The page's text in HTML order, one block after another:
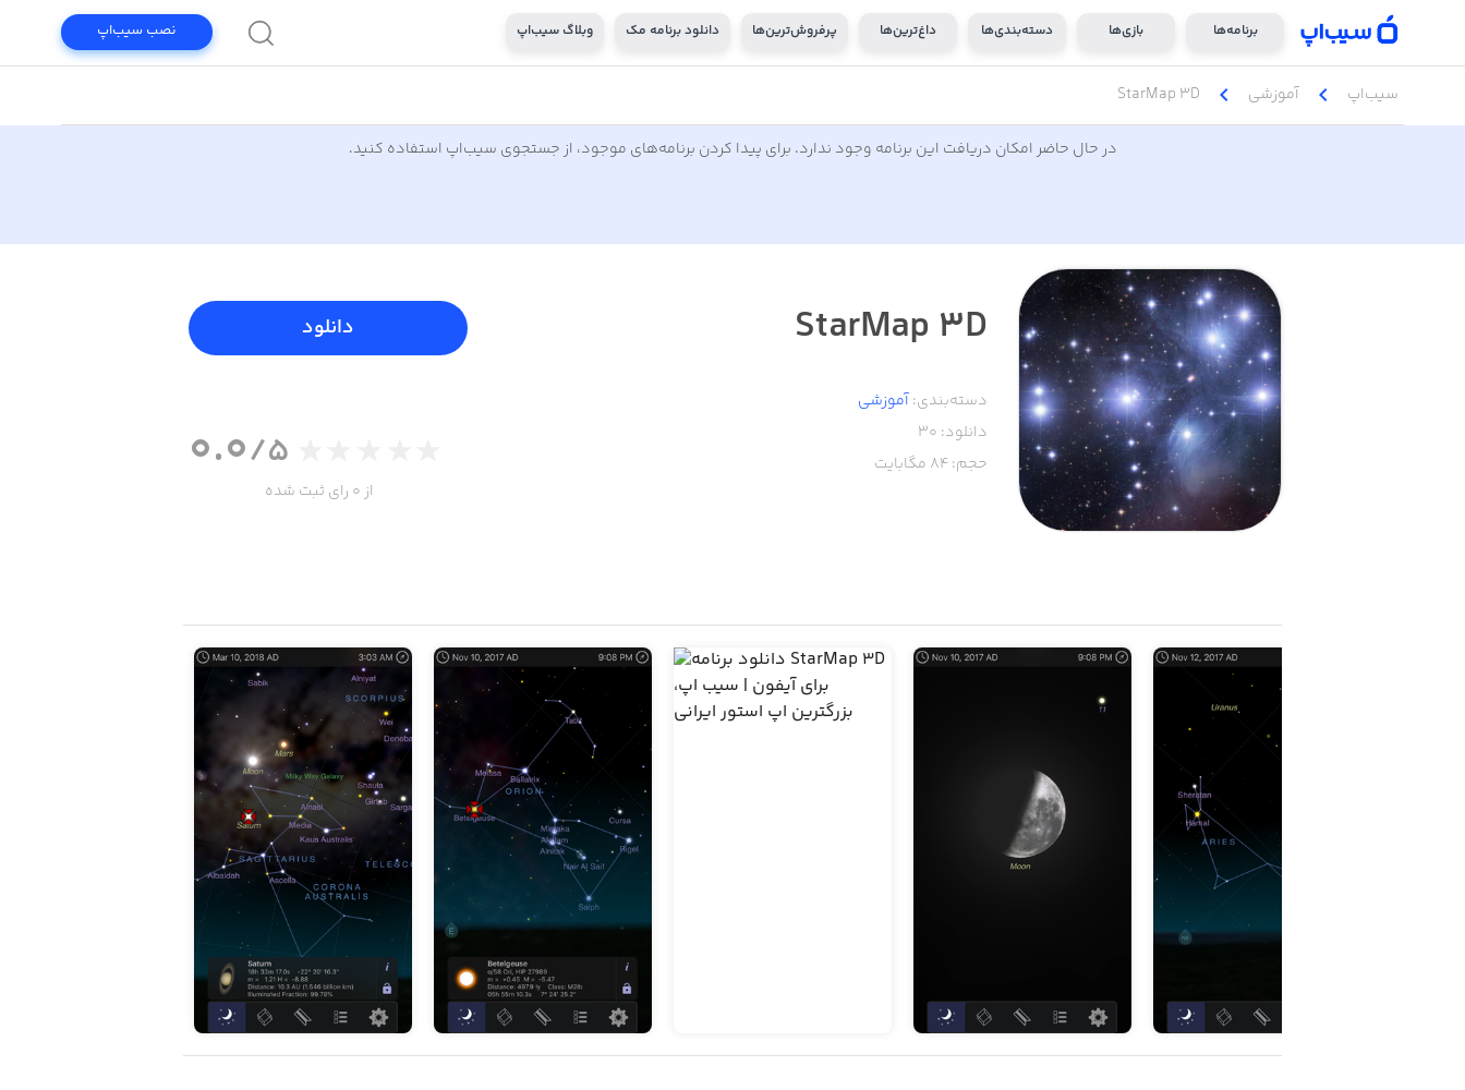
برنامه‌ها بازی‌ها دسته‌بندی‌ها داغ‌ترین‌ها پرفروش‌ترین‌ها دانلود برنامه مک وبلاگ سیب‌اپ نصب سیب‌اپ
سیب‌اپ chevron_left آموزشی chevron_left
StarMap 3D
در حال حاضر امکان دریافت این برنامه وجود ندارد. برای پیدا کردن برنامه‌های موجود، از جستجوی سیب‌اپ استفاده کنید.
StarMap 3D
دسته‌بندی:آموزشی
دانلود: 30
حجم: 84 مگابایت
دانلود
0.0/5
از 0 رای ثبت شده